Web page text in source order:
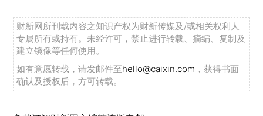
财新网所刊载内容之知识产权为财新传媒及/或相关权利人
专属所有或持有。未经许可，禁止进行转载、摘编、复制及
建立镜像等任何使用。
如有意愿转载，请发邮件至hello@caixin.com ，获得书面
确认及授权后，方可转载。